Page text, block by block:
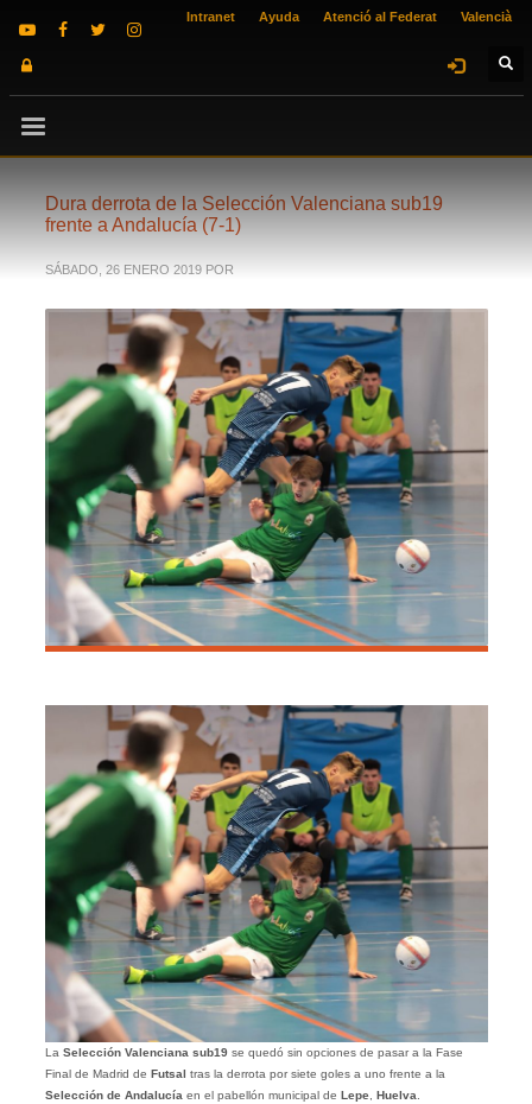
Intranet Ayuda Atenció al Federat Valencià
Dura derrota de la Selección Valenciana sub19
frente a Andalucía (7-1)
SÁBADO, 26 ENERO 2019 POR
La Selección Valenciana sub19se quedó sin opciones de pasar a la Fase
Final de Madrid de Futsal tras la derrota por siete goles a uno frente a la
Selección de Andalucíaen el pabellón municipal de Lepe, Huelva.